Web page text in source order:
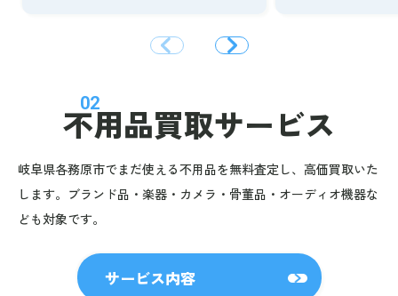
02
不用品買取サービス
岐阜県各務原市でまだ使える不用品を無料査定し、高価買取いた
します。ブランド品・楽器・カメラ・骨董品・オーディオ機器な
ども対象です。
サービス内容